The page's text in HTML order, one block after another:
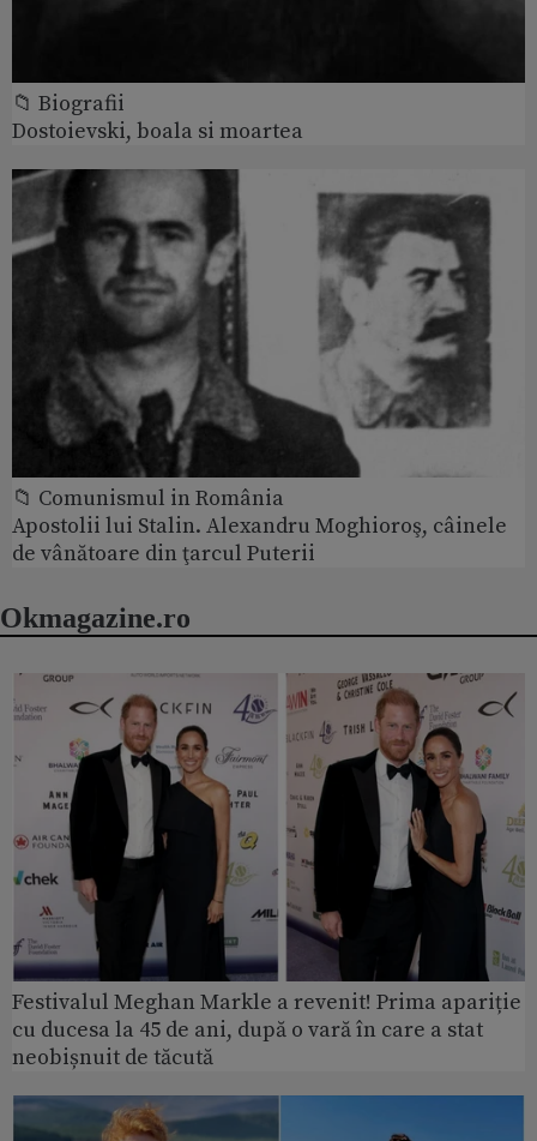
📁 Biografii
Dostoievski, boala si moartea
📁 Comunismul in România
Apostolii lui Stalin. Alexandru Moghioroş, câinele
de vânătoare din ţarcul Puterii
Okmagazine.ro
Festivalul Meghan Markle a revenit! Prima apariție
cu ducesa la 45 de ani, după o vară în care a stat
neobișnuit de tăcută